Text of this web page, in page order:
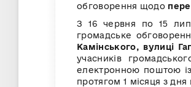
обговорення щодо
З 16 червня по 15
громадське
Камінського, вулиці
учасників
електронною поштою
протягом 1 місяця з